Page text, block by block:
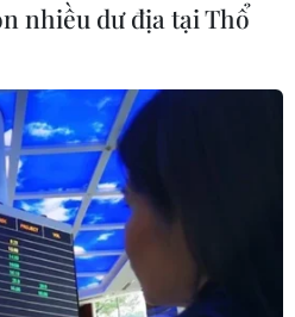
nhiều dư địa tại Thổ